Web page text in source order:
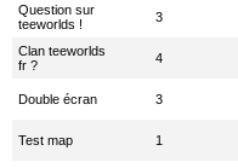
Question sur
teeworlds !
3
Clan teeworlds
fr ?
4
Double écran 3
Test map 1